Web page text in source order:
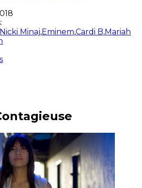
Nicki Minaj,Eminem,Cardi B,Mariah